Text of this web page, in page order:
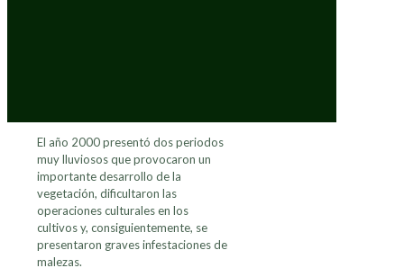
El año 2000 presentó dos periodos
muy lluviosos que provocaron un
importante desarrollo de la
vegetación, dificultaron las
operaciones culturales en los
cultivos y, consiguientemente, se
presentaron graves infestaciones de
malezas.